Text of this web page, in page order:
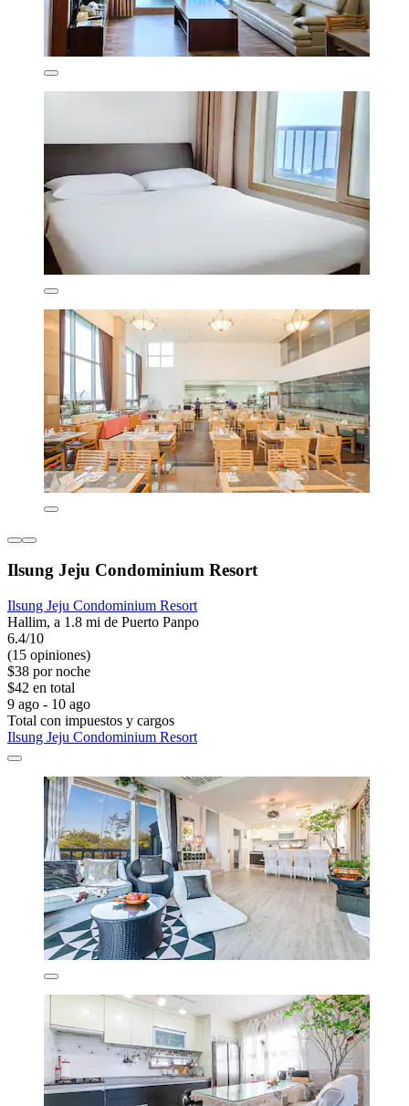
Ilsung Jeju Condominium Resort
Ilsung Jeju Condominium Resort
Hallim, a 1.8 mi de Puerto Panpo
6.4/10
(15 opiniones)
$38 por noche
$42 en total
9 ago - 10 ago
Total con impuestos y cargos
Ilsung Jeju Condominium Resort